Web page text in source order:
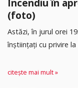
Incendiu în
(foto)
Astăzi, în jurul orei
înștiințați cu privire la
citește mai mult »